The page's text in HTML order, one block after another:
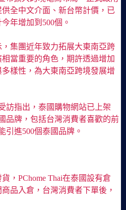
全中文介面、新台幣計價，已
年增加到500個。
集團近年致力拓展大東南亞跨
當重要的角色，期許透過增加
樣性，為大東南亞跨境發展增
訪指出，泰國購物網站已上架
品牌，包括台灣消費者喜歡的前
引進500個泰國品牌。
，PChome Thai在泰國設有倉
品入倉，台灣消費者下單後，